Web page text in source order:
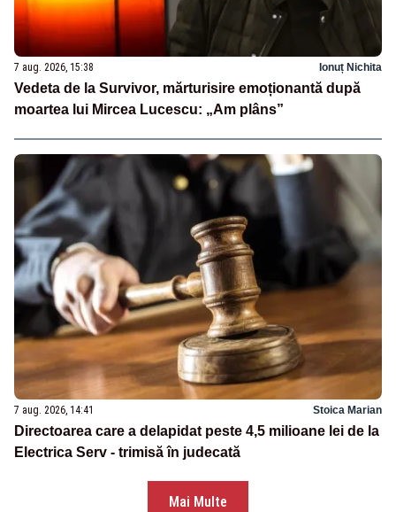
7 aug. 2026, 15:38 Ionuț Nichita
Vedeta de la Survivor, mărturisire emoționantă după
moartea lui Mircea Lucescu: „Am plâns”
7 aug. 2026, 14:41 Stoica Marian
Directoarea care a delapidat peste 4,5 milioane lei de la
Electrica Serv - trimisă în judecată
Mai Multe